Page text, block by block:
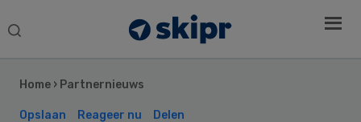
Search
Home › Partnernieuws
Opslaan Reageer nu Delen
Sidebar